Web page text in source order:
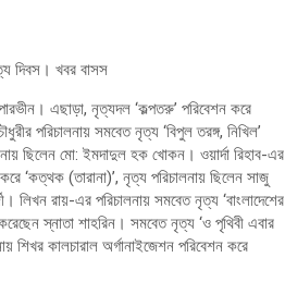
দিবস। খবর বাসস
এছাড়া, নৃত্যদল ‘কল্পতরু’ পরিবেশন করে
পরিচালনায় সমবেত নৃত্য ‘বিপুল তরঙ্গ, নিখিল’
ছিলেন মো: ইমদাদুল হক খোকন। ওয়ার্দা রিহাব-এর
‘কত্থক (তারানা)’, নৃত্য পরিচালনায় ছিলেন সাজু
লিখন রায়-এর পরিচালনায় সমবেত নৃত্য ‘বাংলাদেশের
স্নাতা শাহরিন। সমবেত নৃত্য ‘ও পৃথিবী এবার
শিখর কালচারাল অর্গানাইজেশন পরিবেশন করে